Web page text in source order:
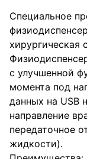
Специальное
хирургическая
с улучшенной
момента под
данных на USB
направление
передаточное
жидкости).